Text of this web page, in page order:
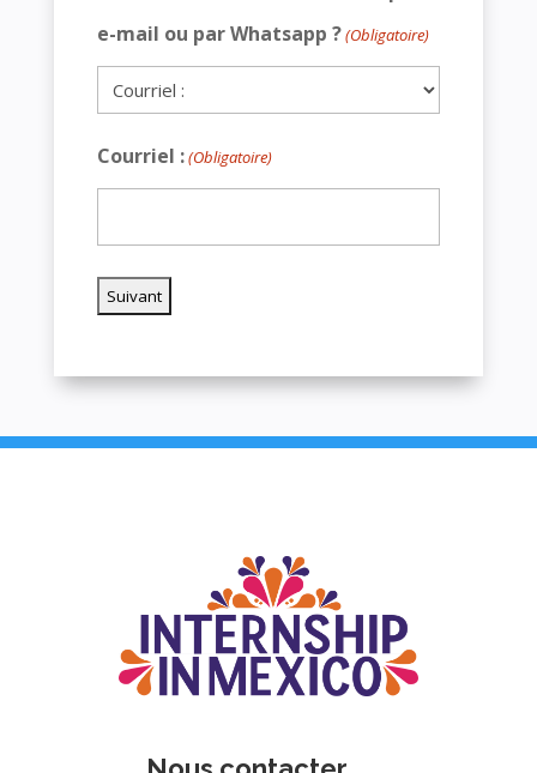
e-mail ou par Whatsapp ?(Obligatoire)
Courriel :(Obligatoire)